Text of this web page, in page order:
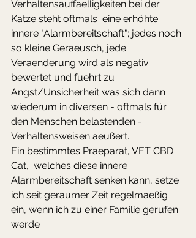
Verhaltensauffaelligkeiten bei der
Katze steht oftmals  eine erhöhte
innere "Alarmbereitschaft"; jedes noch
so kleine Geraeusch, jede
Veraenderung wird als negativ
bewertet und fuehrt zu
Angst/Unsicherheit was sich dann
wiederum in diversen - oftmals für
den Menschen belastenden -
Verhaltensweisen aeußert.
Ein bestimmtes Praeparat, VET CBD
Cat,  welches diese innere
Alarmbereitschaft senken kann, setze
ich seit geraumer Zeit regelmaeßig
ein, wenn ich zu einer Familie gerufen
werde .